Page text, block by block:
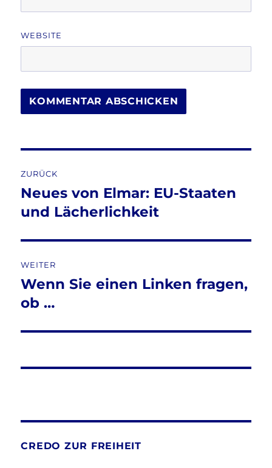
WEBSITE
ZURÜCK
Vorheriger
Beitrag:
Neues von Elmar: EU-Staaten
und Lächerlichkeit
WEITER
Nächster
Beitrag:
Wenn Sie einen Linken fragen,
ob …
CREDO ZUR FREIHEIT